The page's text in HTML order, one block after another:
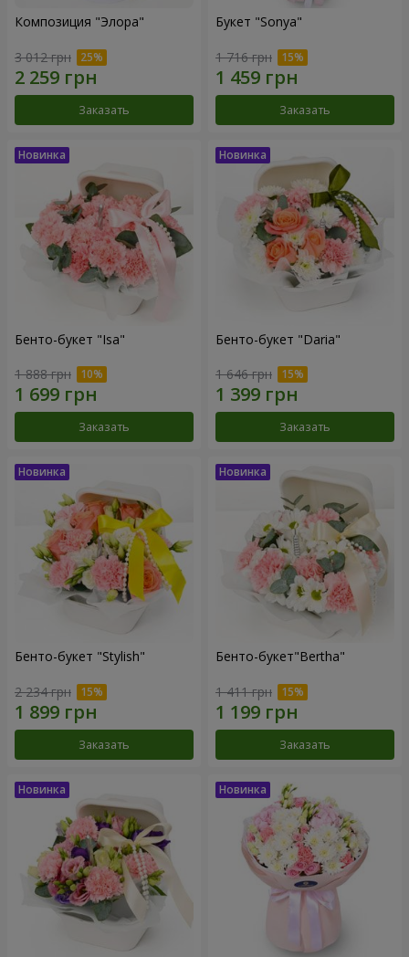
Композиция "Элора"
3 012 грн
Заказать
Букет "Sonya"
1 716 грн
Заказать
Бенто-букет "Isa"
1 888 грн
Заказать
Бенто-букет "Daria"
1 646 грн
Заказать
Бенто-букет "Stylish"
2 234 грн
Заказать
Бенто-букет"Bertha"
1 411 грн
Заказать